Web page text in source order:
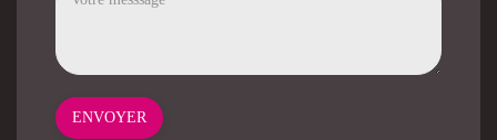
ENVOYER